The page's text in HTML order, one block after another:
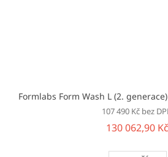
Formlabs Form Wash L (2. generace)
107 490 Kč bez
130 062,90 Kč